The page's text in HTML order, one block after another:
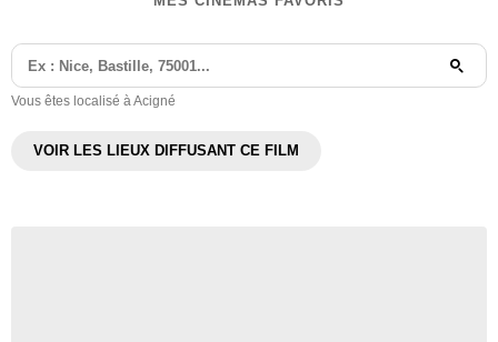
Vous êtes localisé à Acigné
VOIR LES LIEUX DIFFUSANT CE FILM